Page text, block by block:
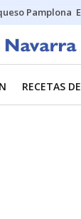
Pamplona
RECETAS